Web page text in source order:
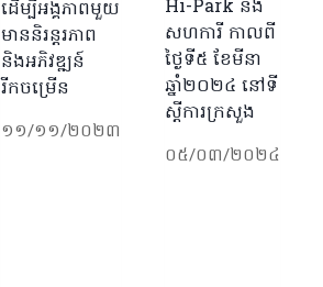
ដើម្បីអង្គភាពមួយ
មាននិរន្តរភាព
និងអភិវឌ្ឍន៍
រីកចម្រើន
១១/១១/២០២៣
Hi-Park និង
សហការី កាលពី
ថ្ងៃទី៥ ខែមីនា
ឆ្នាំ២០២៤ នៅទី
ស្ដីការក្រសួង
០៥/០៣/២០២៤